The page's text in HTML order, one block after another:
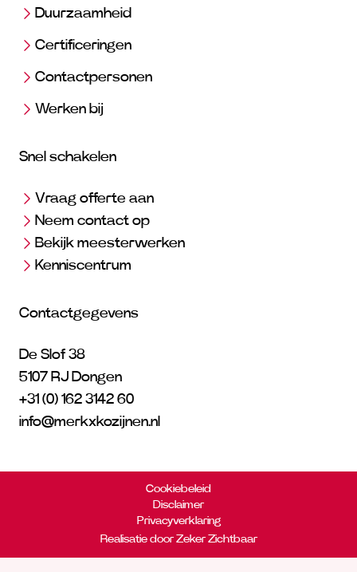
Duurzaamheid
Certificeringen
Contactpersonen
Werken bij
Snel schakelen
Vraag offerte aan
Neem contact op
Bekijk meesterwerken
Kenniscentrum
Contactgegevens
De Slof 38
5107 RJ Dongen
+31 (0) 162 3142 60
info@merkxkozijnen.nl
Cookiebeleid
Disclaimer
Privacyverklaring
Realisatie door Zeker Zichtbaar